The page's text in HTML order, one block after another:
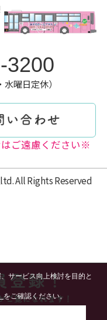
3200
曜日定休）
ご遠慮ください※
All Rights Reserved
サービス向上検討を目的と
をご確認ください。